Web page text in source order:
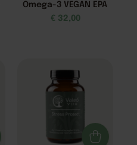
Omega-3 VEGAN EPA
€ 32,00